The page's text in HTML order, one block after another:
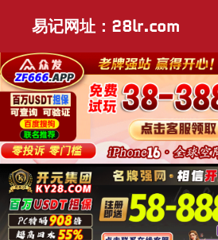
易记网址：28lr.com